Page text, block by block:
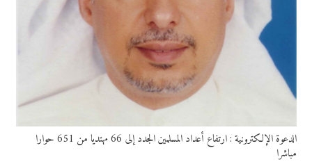
الدعوة الإلكترونية : ارتفاع أعداد المسلمين الجدد إلى 66 مهتديا من 651 حوارا
مباشرا